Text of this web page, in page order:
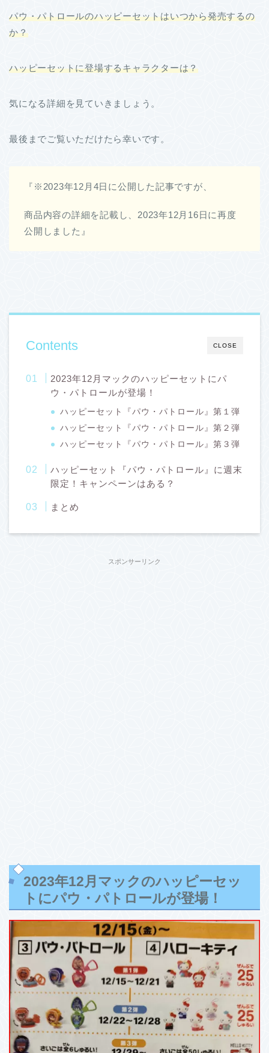
パウ・パトロールのハッピーセットはいつから発売するの
か？
ハッピーセットに登場するキャラクターは？
気になる詳細を見ていきましょう。
最後までご覧いただけたら幸いです。
『※2023年12月4日に公開した記事ですが、
商品内容の詳細を記載し、2023年12月16日に再度
公開しました』
CLOSE
Contents
2023年12月マックのハッピーセットにパ
ウ・パトロールが登場！
ハッピーセット『パウ・パトロール』第１弾
ハッピーセット『パウ・パトロール』第２弾
ハッピーセット『パウ・パトロール』第３弾
ハッピーセット『パウ・パトロール』に週末
限定！キャンペーンはある？
まとめ
スポンサーリンク
2023年12月マックのハッピーセッ
トにパウ・パトロールが登場！